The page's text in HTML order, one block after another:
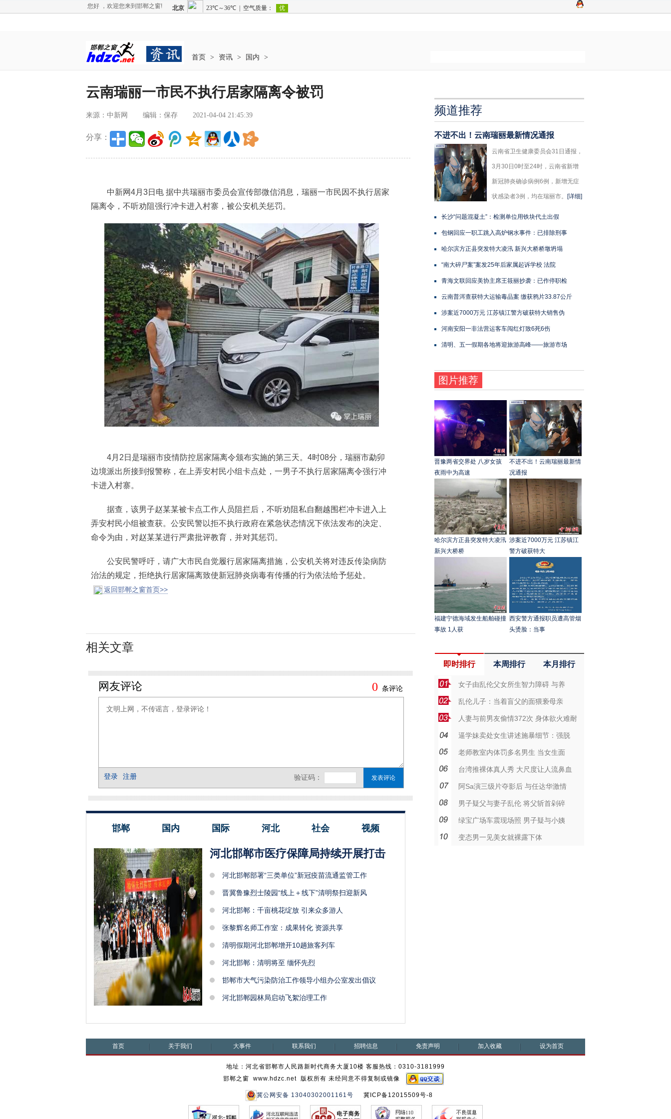
您好 ，欢迎您来到邯郸之窗!
首页 > 资讯 > 国内 >
云南瑞丽一市民不执行居家隔离令被罚
来源：中新网 编辑：保存 2021-04-04 21:45:39
分享：
中新网4月3日电 据中共瑞丽市委员会宣传部微信消息，瑞丽一市民因不执行居家
隔离令，不听劝阻强行冲卡进入村寨，被公安机关惩罚。
4月2日是瑞丽市疫情防控居家隔离令颁布实施的第三天。4时08分，瑞丽市勐卯
边境派出所接到报警称，在上弄安村民小组卡点处，一男子不执行居家隔离令强行冲
卡进入村寨。
据查，该男子赵某某被卡点工作人员阻拦后，不听劝阻私自翻越围栏冲卡进入上
弄安村民小组被查获。公安民警以拒不执行政府在紧急状态情况下依法发布的决定、
命令为由，对赵某某进行严肃批评教育，并对其惩罚。
公安民警呼吁，请广大市民自觉履行居家隔离措施，公安机关将对违反传染病防
治法的规定，拒绝执行居家隔离致使新冠肺炎病毒有传播的行为依法给予惩处。
返回邯郸之窗首页>>
相关文章
邯郸 国内 国际 河北 社会 视频
河北邯郸市医疗保障局持续开展打击
河北邯郸部署“三类单位”新冠疫苗流通监管工作
晋冀鲁豫烈士陵园“线上＋线下”清明祭扫迎新风
河北邯郸：千亩桃花绽放 引来众多游人
张黎辉名师工作室：成果转化 资源共享
清明假期河北邯郸增开10趟旅客列车
河北邯郸：清明将至 缅怀先烈
邯郸市大气污染防治工作领导小组办公室发出倡议
河北邯郸园林局启动飞絮治理工作
频道推荐
不进不出！云南瑞丽最新情况通报
云南省卫生健康委员会31日通报，
3月30日0时至24时，云南省新增
新冠肺炎确诊病例6例，新增无症
状感染者3例，均在瑞丽市。 [详细]
长沙“问题混凝土”：检测单位用铁块代土出假
包钢回应一职工跳入高炉钢水事件：已排除刑事
哈尔滨方正县突发特大凌汛 新兴大桥桥墩坍塌
“南大碎尸案”案发25年后家属起诉学校 法院
青海文联回应美协主席王筱丽抄袭：已作停职检
云南普洱查获特大运输毒品案 缴获鸦片33.87公斤
涉案近7000万元 江苏镇江警方破获特大销售伪
河南安阳一非法营运客车闯红灯致6死6伤
清明、五一假期各地将迎旅游高峰——旅游市场
图片推荐
晋豫两省交界处 八岁女孩
夜雨中为高速
不进不出！云南瑞丽最新情
况通报
哈尔滨方正县突发特大凌汛
新兴大桥桥
涉案近7000万元 江苏镇江
警方破获特大
福建宁德海域发生船舶碰撞
事故 1人获
西安警方通报职员遭高管烟
头烫脸：当事
即时排行 本周排行 本月排行
女子由乱伦父女所生智力障碍 与养
乱伦儿子：当着盲父的面猥亵母亲
人妻与前男友偷情372次 身体欲火难耐
逼学妹卖处女生讲述施暴细节：强脱
老师教室内体罚多名男生 当女生面
台湾推裸体真人秀 大尺度让人流鼻血
阿Sa演三级片夺影后 与任达华激情
男子疑父与妻子乱伦 将父斩首剁碎
绿宝广场车震现场照 男子疑与小姨
变态男一见美女就裸露下体
首页 关于我们 大事件 联系我们 招聘信息 免责声明 加入收藏 设为首页
地址：河北省邯郸市人民路新时代商务大厦10楼 客服热线：0310-3181999
邯郸之窗 www.hdzc.net 版权所有 未经同意不得复制或镜像
冀公网安备 13040302001161号 冀ICP备12015509号-8